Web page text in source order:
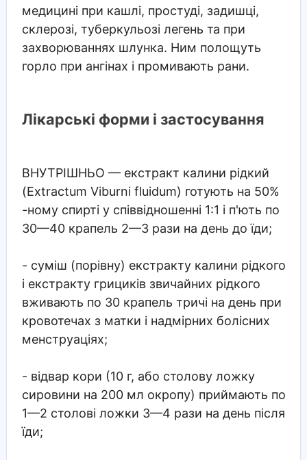
медицині при кашлі, простуді, задишці,
склерозі, туберкульозі легень та при
захворюваннях шлунка. Ним полощуть
горло при ангінах і промивають рани.
Лікарські форми і застосування
ВНУТРІШНЬО — екстракт калини рідкий
(Extractum Viburni fluidum) готують на 50%
-ному спирті у співвідношенні 1:1 і п'ють по
30—40 крапель 2—3 рази на день до їди;
- суміш (порівну) екстракту калини рідкого
і екстракту грициків звичайних рідкого
вживають по 30 крапель тричі на день при
кровотечах з матки і надмірних болісних
менструаціях;
- відвар кори (10 г, або столову ложку
сировини на 200 мл окропу) приймають по
1—2 столові ложки 3—4 рази на день після
їди;